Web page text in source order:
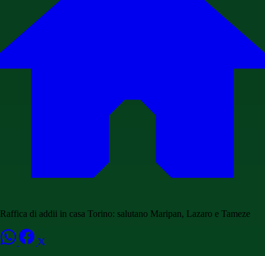
Raffica di addii in casa Torino: salutano Maripan, Lazaro e Tameze